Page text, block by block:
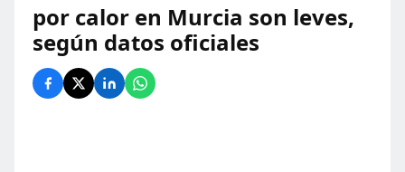
por calor en Murcia son leves,
según datos oficiales